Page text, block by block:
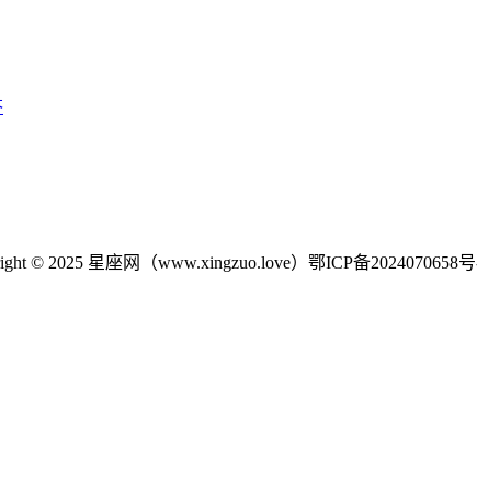
© 2025 星座网（www.xingzuo.love） 鄂ICP备2024070658